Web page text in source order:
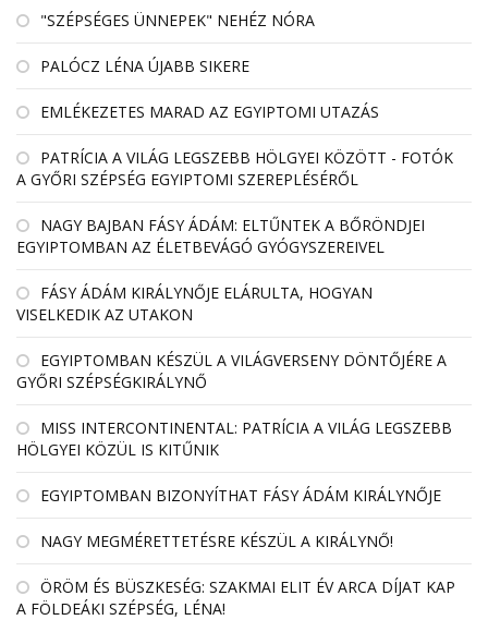
"SZÉPSÉGES ÜNNEPEK" NEHÉZ NÓRA
PALÓCZ LÉNA ÚJABB SIKERE
EMLÉKEZETES MARAD AZ EGYIPTOMI UTAZÁS
PATRÍCIA A VILÁG LEGSZEBB HÖLGYEI KÖZÖTT - FOTÓK
A GYŐRI SZÉPSÉG EGYIPTOMI SZEREPLÉSÉRŐL
NAGY BAJBAN FÁSY ÁDÁM: ELTŰNTEK A BŐRÖNDJEI
EGYIPTOMBAN AZ ÉLETBEVÁGÓ GYÓGYSZEREIVEL
FÁSY ÁDÁM KIRÁLYNŐJE ELÁRULTA, HOGYAN
VISELKEDIK AZ UTAKON
EGYIPTOMBAN KÉSZÜL A VILÁGVERSENY DÖNTŐJÉRE A
GYŐRI SZÉPSÉGKIRÁLYNŐ
MISS INTERCONTINENTAL: PATRÍCIA A VILÁG LEGSZEBB
HÖLGYEI KÖZÜL IS KITŰNIK
EGYIPTOMBAN BIZONYÍTHAT FÁSY ÁDÁM KIRÁLYNŐJE
NAGY MEGMÉRETTETÉSRE KÉSZÜL A KIRÁLYNŐ!
ÖRÖM ÉS BÜSZKESÉG: SZAKMAI ELIT ÉV ARCA DÍJAT KAP
A FÖLDEÁKI SZÉPSÉG, LÉNA!